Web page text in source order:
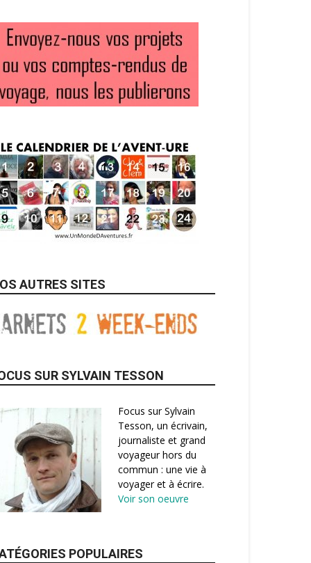
AUTRES SITES
SUR SYLVAIN TESSON
Focus sur Sylvain
Tesson, un écrivain,
journaliste et grand
voyageur hors du
commun : une vie à
voyager et à écrire.
Voir son oeuvre
POPULAIRES